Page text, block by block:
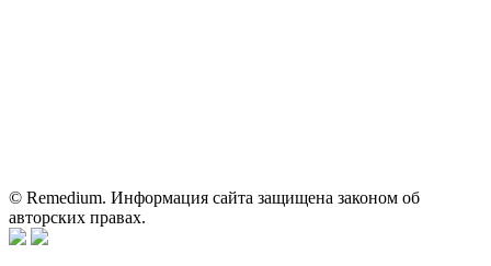
© Remedium. Информация сайта защищена законом об
авторских правах.